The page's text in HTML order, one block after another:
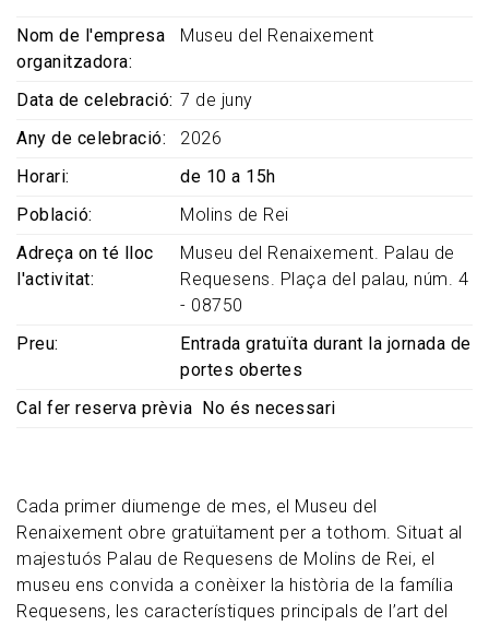
Cada primer diumenge de mes, el Museu del
Renaixement obre gratuïtament per a tothom. Situat al
majestuós Palau de Requesens de Molins de Rei, el
museu ens convida a conèixer la història de la família
Requesens, les característiques principals de l’art del
Nom de l'empresa
organitzadora
Museu del Renaixement
Data de celebració 7 de juny
Any de celebració
2026
Horari
de 10 a 15h
Població
Molins de Rei
Adreça on té lloc
l'activitat
Museu del Renaixement. Palau de
Requesens. Plaça del palau, núm. 4
- 08750
Preu
Entrada gratuïta durant la jornada de
portes obertes
Cal fer reserva prèvia
No és necessari